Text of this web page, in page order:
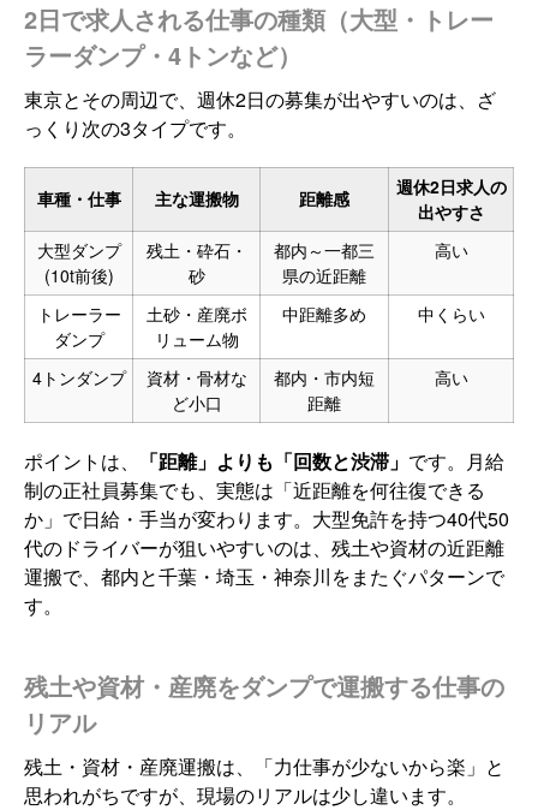
2日で求人される仕事の種類（大型・トレー
ラーダンプ・4トンなど）
東京とその周辺で、週休2日の募集が出やすいのは、ざ
っくり次の3タイプです。
車種・仕事 主な運搬物 距離感
週休2日求人の
出やすさ
大型ダンプ
(10t前後)
残土・砕石・
砂
都内～一都三
県の近距離
高い
トレーラー
ダンプ
土砂・産廃ボ
リューム物
中距離多め 中くらい
4トンダンプ
資材・骨材な
ど小口
都内・市内短
距離
高い
ポイントは、 「距離」よりも「回数と渋滞」 です。月給
制の正社員募集でも、実態は「近距離を何往復できる
か」で日給・手当が変わります。大型免許を持つ40代50
代のドライバーが狙いやすいのは、残土や資材の近距離
運搬で、都内と千葉・埼玉・神奈川をまたぐパターンで
す。
残土や資材・産廃をダンプで運搬する仕事の
リアル
残土・資材・産廃運搬は、「力仕事が少ないから楽」と
思われがちですが、現場のリアルは少し違います。